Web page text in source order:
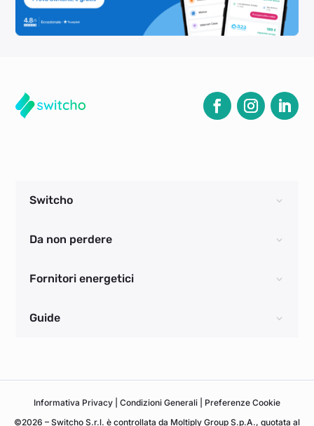
Switcho
Da non perdere
Fornitori energetici
Guide
Informativa Privacy Condizioni Generali
Preferenze Cookie
©2026 – Switcho S.r.l. è controllata da Moltiply Group S.p.A., quotata al